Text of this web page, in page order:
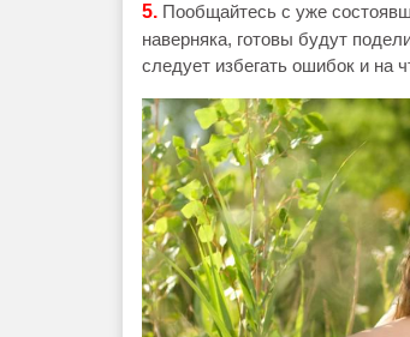
5. Пообщайтесь с уже
наверняка, готовы будут
следует избегать ошибок и на